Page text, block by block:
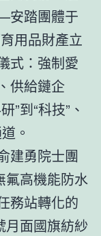
安踏團體于
用品財產立
式：強制愛
供給鏈企
”到“科技”、
。
建勇院士團
氟高機能防水
務站轉化的
月面國旗紡紗